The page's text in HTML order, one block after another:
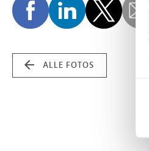
ALLE FOTOS